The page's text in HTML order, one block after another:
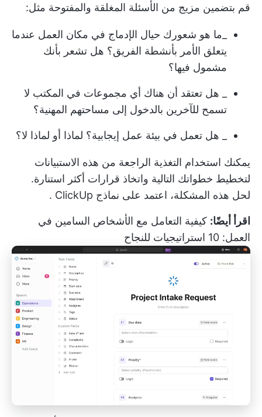
قم بتضمين مزيج من الأسئلة المغلقة والمفتوحة مثل:
_ما هو شعورك حيال الإدماج في مكان العمل عندما
يتعلق الأمر بأنشطة الفريق؟ هل تشعر بأنك
مشمول فيها؟
_ هل تعتقد أن هناك أي مجموعات في المكتب لا
تسمح للآخرين بالدخول إلى مساحتهم المهنية؟
_ هل تعمل في بيئة عمل إيجابية؟ لماذا أو لماذا لا؟
يمكنك استخدام التغذية الراجعة من هذه الاستبيانات
لتخطيط خطواتك التالية واتخاذ قرارات أكثر استنارة.
لحل هذه المشكلة، اعتمد على نماذج ClickUp .
اقرأ أيضًا: كيفية التعامل مع الأشخاص السامين في
العمل: 10 استراتيجيات للنجاح